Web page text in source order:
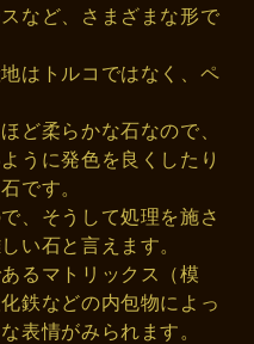
など、さまざまな形で
はトルコではなく、ペ
ど柔らかな石なので、
うに発色を良くしたり
です。
、そうして処理を施さ
い石と言えます。
るマトリックス（模
鉄などの内包物によっ
表情がみられます。